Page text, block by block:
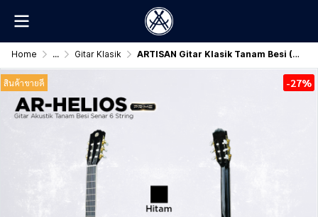
Home ... Gitar Klasik ARTISAN Gitar Klasik Tanam Besi ( AR - HELIOS Prime ) Nylon
สินค้าขายดี -27%